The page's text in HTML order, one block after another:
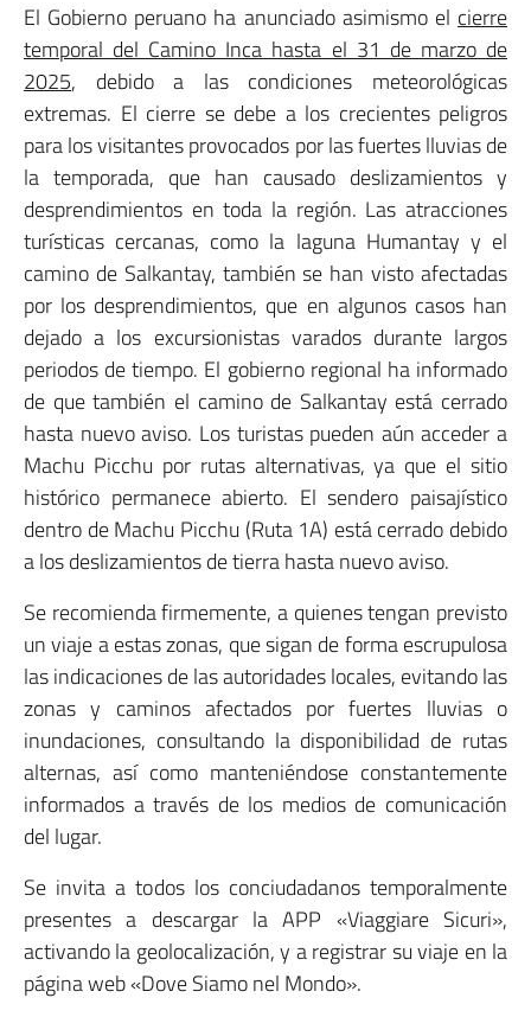
El Gobierno peruano ha anunciado asimismo el cierre
temporal del Camino Inca hasta el 31 de marzo de
2025, debido a las condiciones meteorológicas
extremas. El cierre se debe a los crecientes peligros
para los visitantes provocados por las fuertes lluvias de
la temporada, que han causado deslizamientos y
desprendimientos en toda la región. Las atracciones
turísticas cercanas, como la laguna Humantay y el
camino de Salkantay, también se han visto afectadas
por los desprendimientos, que en algunos casos han
dejado a los excursionistas varados durante largos
periodos de tiempo. El gobierno regional ha informado
de que también el camino de Salkantay está cerrado
hasta nuevo aviso. Los turistas pueden aún acceder a
Machu Picchu por rutas alternativas, ya que el sitio
histórico permanece abierto. El sendero paisajístico
dentro de Machu Picchu (Ruta 1A) está cerrado debido
a los deslizamientos de tierra hasta nuevo aviso.
Se recomienda firmemente, a quienes tengan previsto
un viaje a estas zonas, que sigan de forma escrupulosa
las indicaciones de las autoridades locales, evitando las
zonas y caminos afectados por fuertes lluvias o
inundaciones, consultando la disponibilidad de rutas
alternas, así como manteniéndose constantemente
informados a través de los medios de comunicación
del lugar.
Se invita a todos los conciudadanos temporalmente
presentes a descargar la APP «Viaggiare Sicuri»,
activando la geolocalización, y a registrar su viaje en la
página web «Dove Siamo nel Mondo».